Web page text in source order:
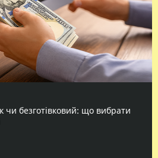
чи безготівковий: що вибрати